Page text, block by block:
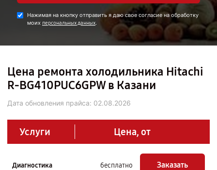
Нажимая на кнопку отправить я даю свое согласие на обработку
моих персональных данных.
Цена ремонта холодильника Hitachi
R-BG410PUC6GPW в Казани
Дата обновления прайса: 02.08.2026
Услуги Цена, от
Диагностика бесплатно Заказать